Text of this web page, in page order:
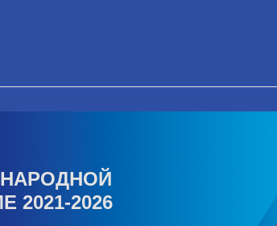
2021-2026